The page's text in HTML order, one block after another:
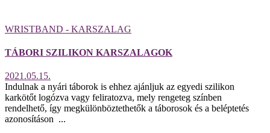
WRISTBAND - KARSZALAG
TÁBORI SZILIKON KARSZALAGOK
2021.05.15.
Indulnak a nyári táborok is ehhez ajánljuk az egyedi szilikon
karkötőt logózva vagy feliratozva, mely rengeteg színben
rendelhető, így megkülönböztethetők a táborosok és a beléptetés
azonosításon ...